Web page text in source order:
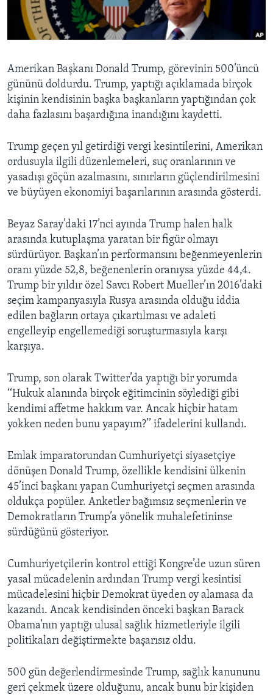
HAYATTAN
SANAT
BIZI TAKIP EDIN
Diller
Amerikan Başkanı Donald Trump, görevinin 500’üncü
gününü doldurdu. Trump, yaptığı açıklamada birçok
kişinin kendisinin başka başkanların yaptığından çok
daha fazlasını başardığına inandığını kaydetti.
Trump geçen yıl getirdiği vergi kesintilerini, Amerikan
ordusuyla ilgili düzenlemeleri, suç oranlarının ve
yasadışı göçün azalmasını, sınırların güçlendirilmesini
ve büyüyen ekonomiyi başarılarının arasında gösterdi.
Beyaz Saray’daki 17’nci ayında Trump halen halk
arasında kutuplaşma yaratan bir figür olmayı
sürdürüyor. Başkan’ın performansını beğenmeyenlerin
oranı yüzde 52,8, beğenenlerin oranıysa yüzde 44,4.
Trump bir yıldır özel Savcı Robert Mueller’ın 2016’daki
seçim kampanyasıyla Rusya arasında olduğu iddia
edilen bağların ortaya çıkartılması ve adaleti
engelleyip engellemediği soruşturmasıyla karşı
karşıya.
Trump, son olarak Twitter’da yaptığı bir yorumda
‘‘Hukuk alanında birçok eğitimcinin söylediği gibi
kendimi affetme hakkım var. Ancak hiçbir hatam
yokken neden bunu yapayım?’’ ifadelerini kullandı.
Emlak imparatorundan Cumhuriyetçi siyasetçiye
dönüşen Donald Trump, özellikle kendisini ülkenin
45’inci başkanı yapan Cumhuriyetçi seçmen arasında
oldukça popüler. Anketler bağımsız seçmenlerin ve
Demokratların Trump’a yönelik muhalefetininse
sürdüğünü gösteriyor.
Cumhuriyetçilerin kontrol ettiği Kongre’de uzun süren
yasal mücadelenin ardından Trump vergi kesintisi
mücadelesini hiçbir Demokrat üyeden oy alamasa da
kazandı. Ancak kendisinden önceki başkan Barack
Obama’nın yaptığı ulusal sağlık hizmetleriyle ilgili
politikaları değiştirmekte başarısız oldu.
500 gün değerlendirmesinde Trump, sağlık kanununu
geri çekmek üzere olduğunu, ancak bunu bir kişiden